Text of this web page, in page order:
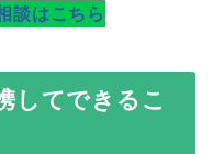
談はこちら
してできるこ